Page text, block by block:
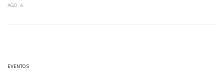
AGO. 6
EVENTOS